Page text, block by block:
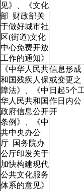
见》、《文化
部 财政部关
于做好城市社
区(街道)文化
中心免费开放
工作的通知》
《中华人民共
和国残疾人保
障法》、
《中
华人民共和国
政府信息公开
条例》
、《中
共中央办公
厅 国务院办
公厅印发关于
加快构建现代
公共文化服务
体系的意见》
信息形成
或变更之
日起5个
作日内公
开